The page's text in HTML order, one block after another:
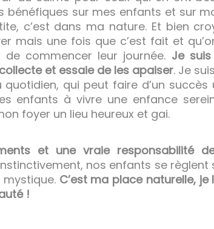
sur mes enfants et sur
c’est dans ma nature. Et bien
mais une fois que c’est fait et
commencer leur journée. Je
et essaie de les apaiser. Je
qui peut faire d’un succès
enfants à vivre une enfance
foyer un lieu heureux et gai.
et une vraie responsabilité
nos enfants se
C’est ma place naturelle,
!